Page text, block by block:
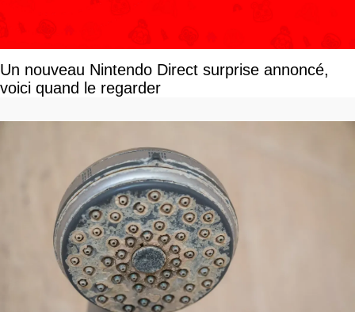
Un nouveau Nintendo Direct surprise annoncé,
voici quand le regarder